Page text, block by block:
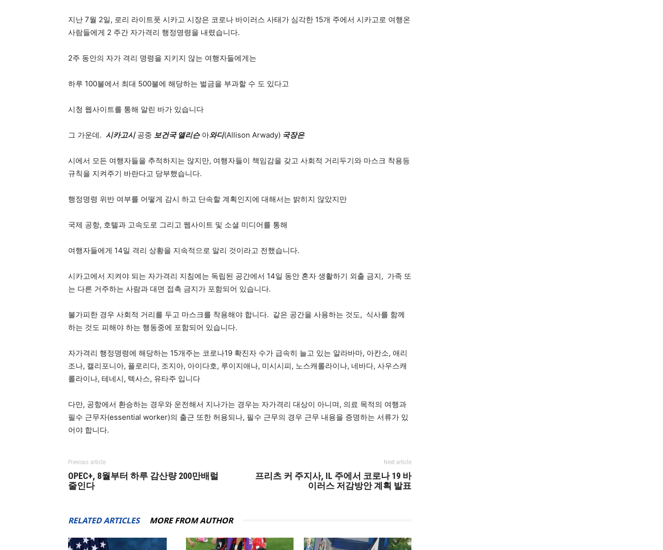
지난 7월 2일, 로리 라이트풋 시카고 시장은 코로나 바이러스 사태가 심각한 15개 주에서 시카고로 여행온
사람들에게 2 주간 자가격리 행정명령을 내렸습니다.
2주 동안의 자가 격리 명령을 지키지 않는 여행자들에게는
하루 100불에서 최대 500불에 해당하는 벌금을 부과할 수 도 있다고
시청 웹사이트를 통해 알린 바가 있습니다
그 가운데. 시카고시공중 보건국 앨리슨아와디(Allison Arwady) 국장은
시에서 모든 여행자들을 추적하지는 않지만, 여행자들이 책임감을 갖고 사회적 거리두기와 마스크 착용등
규칙을 지켜주기 바란다고 당부했습니다.
행정명령 위반 여부를 어떻게 감시 하고 단속할 계획인지에 대해서는 밝히지 않았지만
국제 공항, 호텔과 고속도로 그리고 웹사이트 및 소셜 미디어를 통해
여행자들에게 14일 격리 상황을 지속적으로 알리 것이라고 전했습니다.
시카고에서 지켜야 되는 자가격리 지침에는 독립된 공간에서 14일 동안 혼자 생활하기 외출 금지, 가족 또
는 다른 거주하는 사람과 대면 접촉 금지가 포함되어 있습니다.
불가피한 경우 사회적 거리를 두고 마스크를 착용해야 합니다. 같은 공간을 사용하는 것도, 식사를 함께
하는 것도 피해야 하는 행동중에 포함되어 있습니다.
자가격리 행정명령에 해당하는 15개주는 코로나19 확진자 수가 급속히 늘고 있는 알라바마, 아칸소, 애리
조나, 캘리포니아, 플로리다, 조지아, 아이다호, 루이지애나, 미시시피, 노스캐롤라이나, 네바다, 사우스캐
롤라이나, 테네시, 텍사스, 유타주 입니다
다만, 공항에서 환승하는 경우와 운전해서 지나가는 경우는 자가격리 대상이 아니며, 의료 목적의 여행과
필수 근무자(essential worker)의 출근 또한 허용되나, 필수 근무의 경우 근무 내용을 증명하는 서류가 있
어야 합니다.
Previous article
OPEC+, 8월부터 하루 감산량 200만배럴
줄인다
Next article
프리츠 커 주지사, IL 주에서 코로나 19 바
이러스 저감방안 계획 발표
RELATED ARTICLES MORE FROM AUTHOR